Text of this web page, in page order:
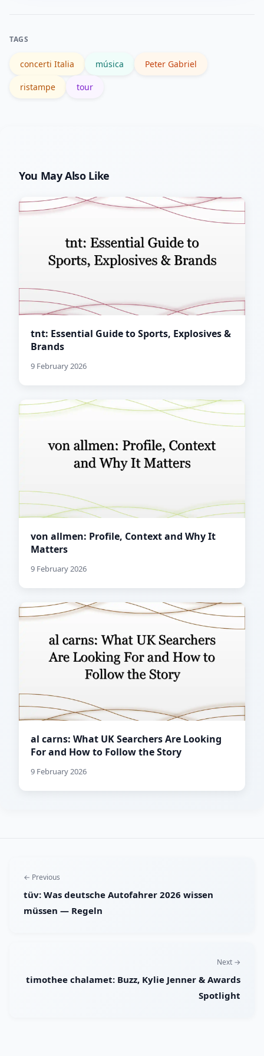
TAGS
concerti Italia música Peter Gabriel
ristampe tour
You May Also Like
tnt: Essential Guide to Sports, Explosives &
Brands
9 February 2026
von allmen: Profile, Context and Why It
Matters
9 February 2026
al carns: What UK Searchers Are Looking
For and How to Follow the Story
9 February 2026
← Previous
tüv: Was deutsche Autofahrer 2026 wissen
müssen — Regeln
Next →
timothee chalamet: Buzz, Kylie Jenner & Awards
Spotlight